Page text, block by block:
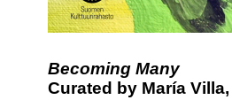
Becoming Many
Curated by María